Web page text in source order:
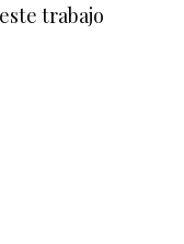
trabajo